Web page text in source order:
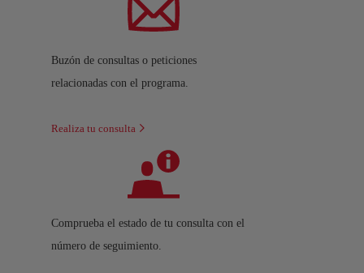
Buzón de consultas o peticiones
relacionadas con el programa.
Realiza tu consulta
Comprueba el estado de tu consulta con el
número de seguimiento.